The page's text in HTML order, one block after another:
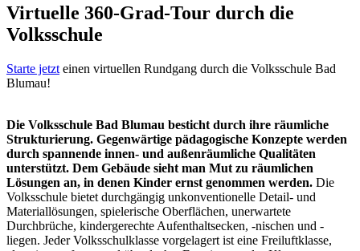
Virtuelle 360-Grad-Tour durch die
Volksschule
Starte jetzt einen virtuellen Rundgang durch die Volksschule Bad
Blumau!
Die Volksschule Bad Blumau besticht durch ihre räumliche
Strukturierung. Gegenwärtige pädagogische Konzepte werden
durch spannende innen- und außenräumliche Qualitäten
unterstützt. Dem Gebäude sieht man Mut zu räumlichen
Lösungen an, in denen Kinder ernst genommen werden. Die
Volksschule bietet durchgängig unkonventionelle Detail- und
Materiallösungen, spielerische Oberflächen, unerwartete
Durchbrüche, kindergerechte Aufenthaltsecken, -nischen und -
liegen. Jeder Volksschulklasse vorgelagert ist eine Freiluftklasse,